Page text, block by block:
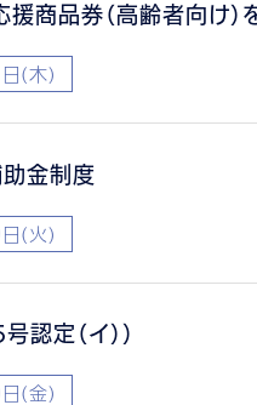
商品券（高齢者向け）
(木)
金制度
(火)
認定（イ））
(金)